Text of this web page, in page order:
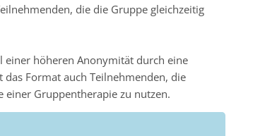
die die Gruppe gleichzeitig
einer höheren Anonymität durch eine
Format auch Teilnehmenden, die
Gruppentherapie zu nutzen.